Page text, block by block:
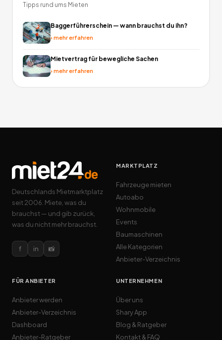
Tipps rund ums Mieten
Baggerführerschein — wann brauchst du ihn?
›mehr erfahren
Mietvertrag für bewegliche Sachen
›mehr erfahren
Deutschlands Mietmarktplatz
seit 2006. Miete, was du
brauchst — und gib zurück,
was du nicht mehr brauchst.
f in 📸
MARKTPLATZ
Fahrzeuge mieten
Autoabo
Wohnmobile
Events
Baumaschinen
Alle Kategorien
Anbieter-Verzeichnis
FÜR ANBIETER
Anbieter werden
Anbieter-Verzeichnis
Dashboard
Anbieter-Ratgeber
UNTERNEHMEN
Über uns
Shary App
Blog & Ratgeber
Kontakt & FAQ